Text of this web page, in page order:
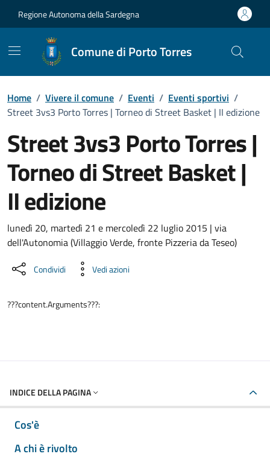
Regione Autonoma della Sardegna
Comune di Porto Torres
Home / Vivere il comune / Eventi / Eventi sportivi /
Street 3vs3 Porto Torres | Torneo di Street Basket | II edizione
Street 3vs3 Porto Torres |
Torneo di Street Basket |
II edizione
Dettaglio dell'evento
lunedì 20, martedì 21 e mercoledì 22 luglio 2015 | via
dell'Autonomia (Villaggio Verde, fronte Pizzeria da Teseo)
Condividi Vedi azioni
???content.Arguments???:
INDICE DELLA PAGINA
Cos'è
A chi è rivolto